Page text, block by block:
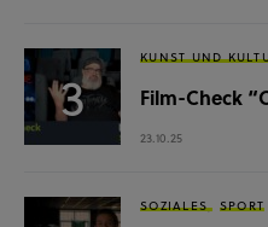
KUNST UND
Film-Check
23.10.25
SOZIALES SPORT